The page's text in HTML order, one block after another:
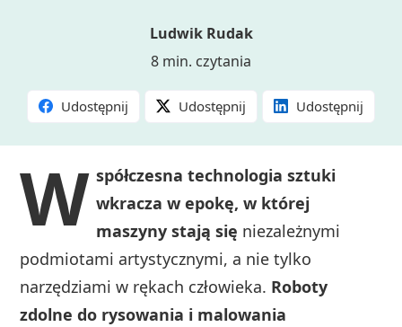
Ludwik Rudak
8 min. czytania
Udostępnij Udostępnij Udostępnij
W spółczesna technologia sztuki
wkracza w epokę, w której
maszyny stają się niezależnymi
podmiotami artystycznymi, a nie tylko
narzędziami w rękach człowieka. Roboty
zdolne do rysowania i malowania